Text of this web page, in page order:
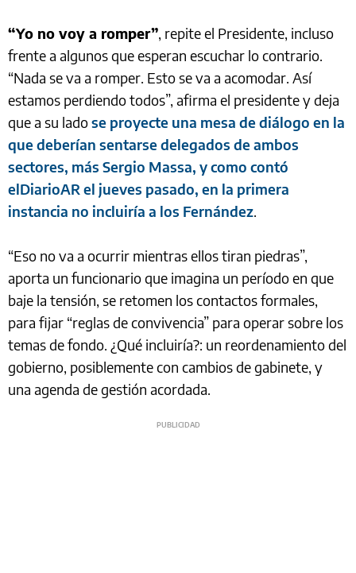
“Yo no voy a romper”, repite el Presidente, incluso
frente a algunos que esperan escuchar lo contrario.
“Nada se va a romper. Esto se va a acomodar. Así
estamos perdiendo todos”, afirma el presidente y deja
que a su ladose proyecte una mesa de diálogo en la
que deberían sentarse delegados de ambos
sectores, más Sergio Massa, y como contó
elDiarioAR el jueves pasado, en la primera
instancia no incluiría a los Fernández.
“Eso no va a ocurrir mientras ellos tiran piedras”,
aporta un funcionario que imagina un período en que
baje la tensión, se retomen los contactos formales,
para fijar “reglas de convivencia” para operar sobre los
temas de fondo. ¿Qué incluiría?: un reordenamiento del
gobierno, posiblemente con cambios de gabinete, y
una agenda de gestión acordada.